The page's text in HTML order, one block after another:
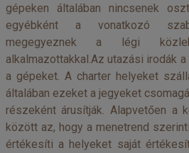
gépeken általában nincsenek
egyébként a vonatkozó
megegyeznek a légi
alkalmazottakkal.Az utazási irodák
a gépeket. A charter helyeket
általában ezeket a jegyeket
részeként árusítják. Alapvetően a
között az, hogy a menetrend
értékesíti a helyeket saját